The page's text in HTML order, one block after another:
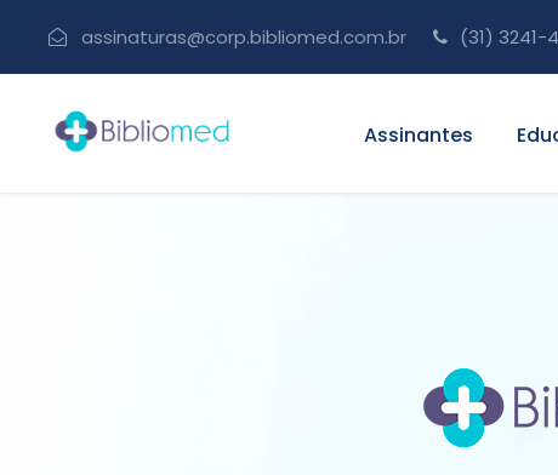
assinaturas@corp.bibliomed.com.br (31) 3241-
Assinantes